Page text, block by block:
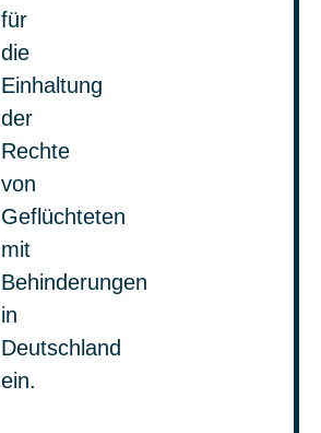
für
die
Einhaltung
der
Rechte
von
Geflüchteten
mit
Behinderungen
in
Deutschland
ein.